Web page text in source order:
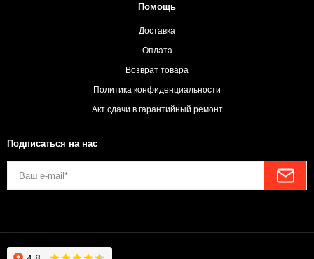
Помощь
Доставка
Оплата
Возврат товара
Политика конфиденциальности
Акт сдачи в гарантийный ремонт
Подписаться на нас